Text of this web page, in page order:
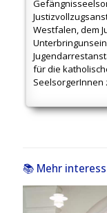
Westfalen, dem
für die
SeelsorgerInnen
📚 Mehr